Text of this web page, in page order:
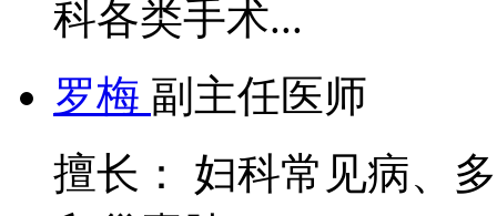
科各类手术...
罗梅 副主任医师
擅长： 妇科常见病、